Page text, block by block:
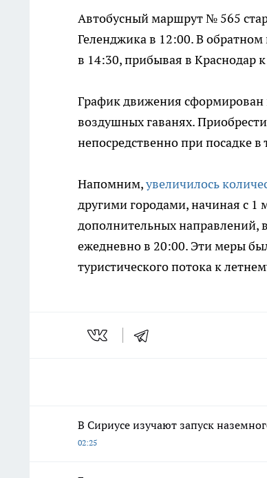
Автобусный маршрут № 565
Геленджика в 12:00. В обратном
в 14:30, прибывая в Краснодар
График движения сформирован
воздушных гаванях.
непосредственно при посадке в
Напомним,увеличилось
другими городами, начиная с 1
дополнительных направлений,
ежедневно в 20:00. Эти меры
туристического потока к
В Сириусе изучают запуск
02:25